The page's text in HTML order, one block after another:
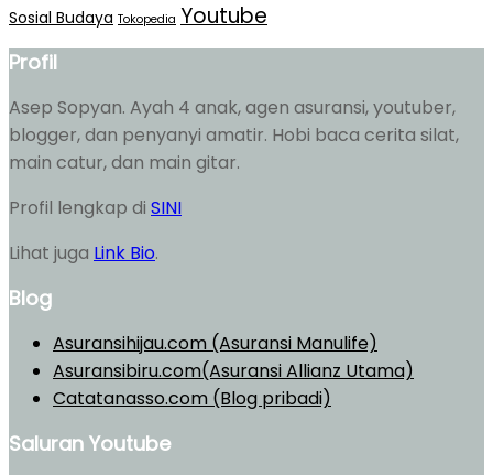
Sosial Budaya Tokopedia Youtube
Profil
Asep Sopyan. Ayah 4 anak, agen asuransi, youtuber,
blogger, dan penyanyi amatir. Hobi baca cerita silat,
main catur, dan main gitar.
Profil lengkap di SINI
Lihat juga Link Bio.
Blog
Asuransihijau.com (Asuransi Manulife)
Asuransibiru.com(Asuransi Allianz Utama)
Catatanasso.com (Blog pribadi)
Saluran Youtube